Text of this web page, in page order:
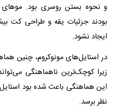
و نحوه بستن روسری بود.
بودند جزئیات یقه و طراحی کت
ایجاد نشود.
در استایل‌های مونوکروم، چنین
زیرا کوچک‌ترین ناهماهنگی
این هماهنگی باعث شده بود
نظر برسد.